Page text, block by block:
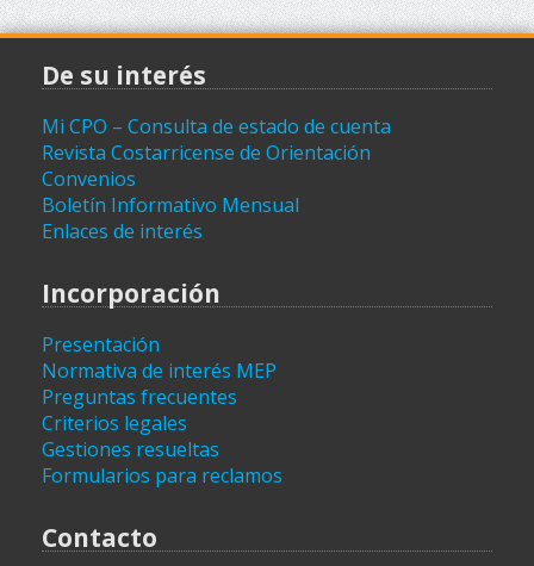
De su interés
Mi CPO – Consulta de estado de cuenta
Revista Costarricense de Orientación
Convenios
Boletín Informativo Mensual
Enlaces de interés
Incorporación
Presentación
Normativa de interés MEP
Preguntas frecuentes
Criterios legales
Gestiones resueltas
Formularios para reclamos
Contacto